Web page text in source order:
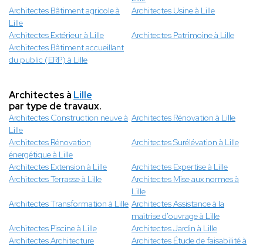
Architectes Bâtiment agricole à
Lille
Architectes Usine à Lille
Architectes Extérieur à Lille
Architectes Patrimoine à Lille
Architectes Bâtiment accueillant
du public (ERP) à Lille
Architectes à Lille
par type de travaux.
Architectes Construction neuve à
Lille
Architectes Rénovation à Lille
Architectes Rénovation
énergétique à Lille
Architectes Surélévation à Lille
Architectes Extension à Lille
Architectes Expertise à Lille
Architectes Terrasse à Lille
Architectes Mise aux normes à
Lille
Architectes Transformation à Lille Architectes Assistance à la
maitrise d'ouvrage à Lille
Architectes Piscine à Lille
Architectes Jardin à Lille
Architectes Architecture
Architectes Étude de faisabilité à